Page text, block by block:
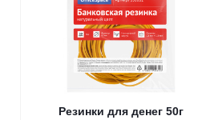
Резинки для денег 50г